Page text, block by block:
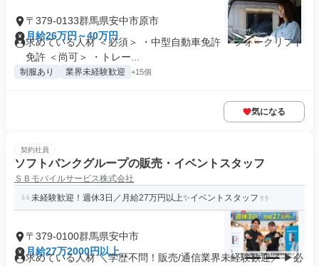
〒379-0133群馬県安中市原市
月給26万円～40万円
求めている人材 ＜必須＞ ・中型自動車免許 ・フォークリフト
免許 ＜尚可＞ ・トレー...
制服あり 業界未経験歓迎 +15個
気になる
契約社員
ソフトバンクグループの販売・イベントスタッフ
ＳＢモバイルサービス株式会社
未経験歓迎！週休3日／月給27万円以上✨イベントスタッフ
〒379-0100群馬県安中市
月給27万2000円以上
求めている人材 ＼学歴不問！販売/通信業界未経験歓迎／ ▶必